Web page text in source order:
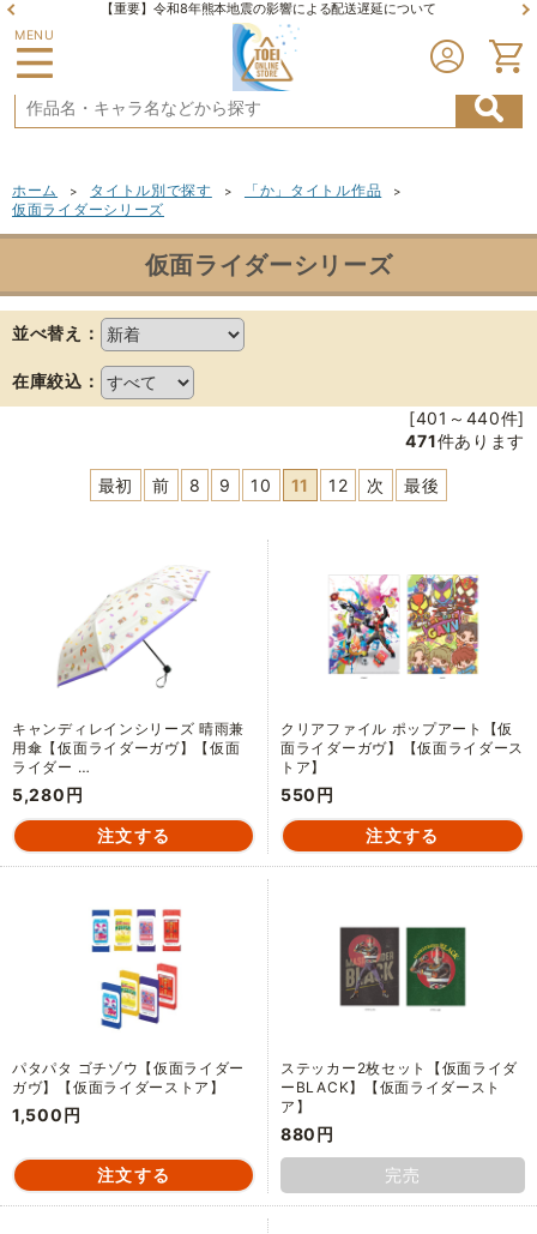
【重要】令和8年熊本地震の影響による配送遅延について
MENU
ホーム > タイトル別で探す > 「か」タイトル作品 >
仮面ライダーシリーズ
仮面ライダーシリーズ
並べ替え：
在庫絞込：
[401～440件]
471件あります
最初 前 8 9 10 11 12 次 最後
キャンディレインシリーズ 晴雨兼
用傘【仮面ライダーガヴ】【仮面
ライダー …
5,280円
クリアファイル ポップアート【仮
面ライダーガヴ】【仮面ライダース
トア】
550円
パタパタ ゴチゾウ【仮面ライダー
ガヴ】【仮面ライダーストア】
1,500円
ステッカー2枚セット【仮面ライダ
ーBLACK】【仮面ライダースト
ア】
880円
完売